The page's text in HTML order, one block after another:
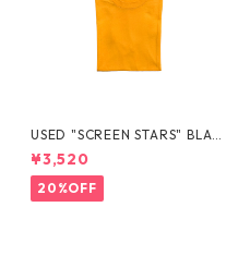
USED "SCREEN STARS" BLAN
K TEE
¥3,520
20%OFF